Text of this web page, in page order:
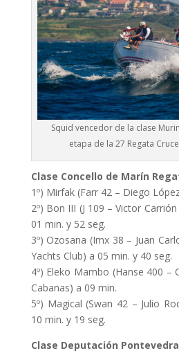
Squid vencedor de la clase
etapa de la 27 Regata
Clase Concello de Marín
1º) Mirfak (Farr 42 – Diego
2º) Bon III (J 109 – Victor
01 min. y 52 seg.
3º) Ozosana (Imx 38 – Juan
Yachts Club) a 05 min. y 40 seg.
4º) Eleko Mambo (Hanse 400 –
Cabanas) a 09 min.
5º) Magical (Swan 42 – Julio
10 min. y 19 seg.
Clase Deputación